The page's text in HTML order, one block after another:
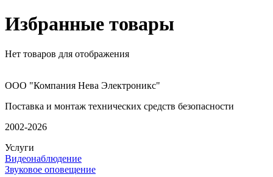
Избранные товары
Нет товаров для отображения
ООО "Компания Нева Электроникс"
Поставка и монтаж технических средств безопасности
2002-2026
Услуги
Видеонаблюдение
Звуковое оповещение